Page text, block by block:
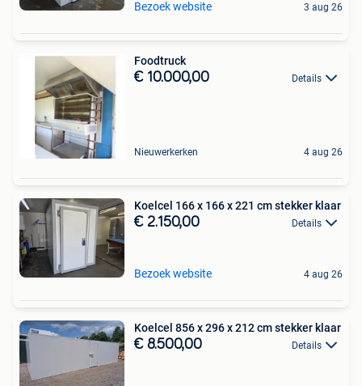
Bezoek website 3 aug 26
Foodtruck
€ 10.000,00 Details
Nieuwerkerken 4 aug 26
Koelcel 166 x 166 x 221 cm stekker klaar
€ 2.150,00 Details
Bezoek website 4 aug 26
Koelcel 856 x 296 x 212 cm stekker klaar
€ 8.500,00 Details